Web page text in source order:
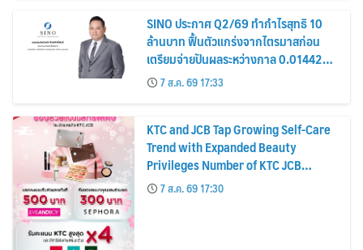
SINO ประกาศ Q2/69 ทำกำไรสุทธิ 10
ล้านบาท ฟื้นตัวแกร่งจากไตรมาสก่อน
เตรียมจ่ายปันผลระหว่างกาล 0.014423
บาทต่อหุ้น ครึ่งปีหลังมุ่งเติบโตต่อเนื่อง
7 ส.ค. 69 17:33
KTC and JCB Tap Growing Self-Care
Trend with Expanded Beauty
Privileges Number of KTC JCB
Cardmembers Spending on
Cosmetics Rises 26%
7 ส.ค. 69 17:30